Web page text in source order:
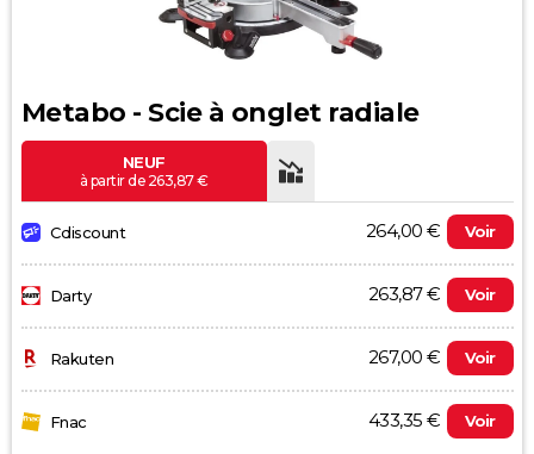
Metabo - Scie à onglet radiale
NEUF
à partir de 263,87 €
Cdiscount 264,00 € Voir
Darty 263,87 € Voir
Rakuten 267,00 € Voir
Fnac 433,35 € Voir